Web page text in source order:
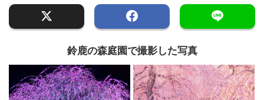
鈴鹿の森庭園で撮影した写真